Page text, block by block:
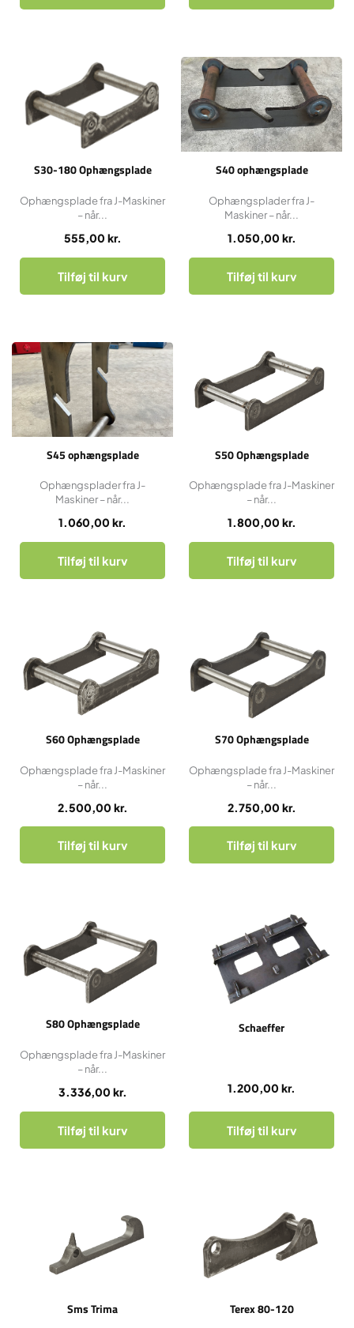
S30-180 Ophængsplade
555,00 kr.
Ophængsplade fra J-Maskiner
– når...
Tilføj til kurv
S40 ophængsplade
1.050,00 kr.
Ophængsplader fra J-
Maskiner – når...
Tilføj til kurv
S45 ophængsplade
1.060,00 kr.
Ophængsplader fra J-
Maskiner – når...
Tilføj til kurv
S50 Ophængsplade
1.800,00 kr.
Ophængsplade fra J-Maskiner
– når...
Tilføj til kurv
S60 Ophængsplade
2.500,00 kr.
Ophængsplade fra J-Maskiner
– når...
Tilføj til kurv
S70 Ophængsplade
2.750,00 kr.
Ophængsplade fra J-Maskiner
– når...
Tilføj til kurv
S80 Ophængsplade
3.336,00 kr.
Ophængsplade fra J-Maskiner
– når...
Tilføj til kurv
Schaeffer
1.200,00 kr.
Tilføj til kurv
Sms Trima Terex 80-120